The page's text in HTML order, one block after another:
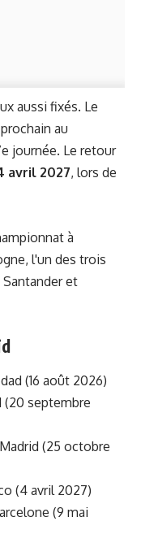
aussi fixés. Le
prochain au
journée. Le retour
avril 2027, lors de
à
l'un des trois
et
(16 août 2026)
(20 septembre
(25 octobre
(4 avril 2027)
(9 mai